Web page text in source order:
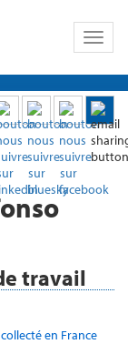
Toggle
travail
en France